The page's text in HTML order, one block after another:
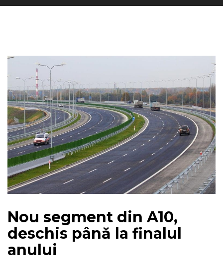
Nou segment din A10,
deschis până la finalul
anului